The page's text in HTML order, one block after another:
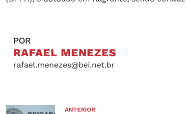
POR
RAFAEL MENEZES
rafael.menezes@bei.net.br
ANTERIOR